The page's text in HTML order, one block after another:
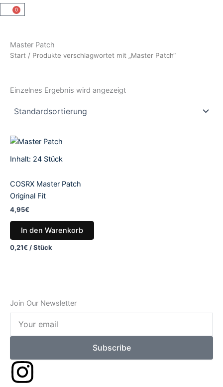
0
Warenkorb
Master Patch
Start / Produkte verschlagwortet mit „Master Patch“
Einzelnes Ergebnis wird angezeigt
Inhalt: 24 Stück
COSRX Master Patch
Original Fit
4,95€
In den Warenkorb
0,21€ /Stück
Join Our Newsletter
email
Subscribe
I